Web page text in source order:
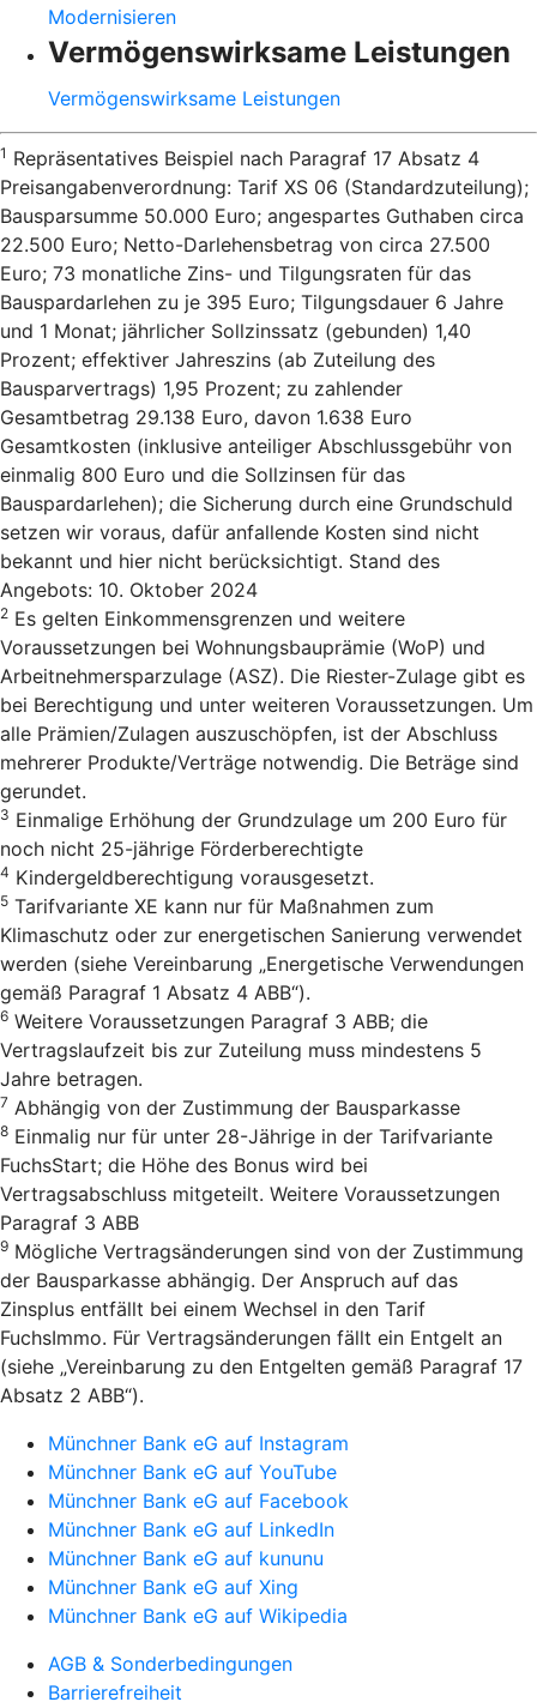
Modernisieren
Vermögenswirksame Leistungen
Vermögenswirksame Leistungen
1 Repräsentatives Beispiel nach Paragraf 17 Absatz 4
Preisangabenverordnung: Tarif XS 06 (Standardzuteilung);
Bausparsumme 50.000 Euro; angespartes Guthaben circa
22.500 Euro; Netto-Darlehensbetrag von circa 27.500
Euro; 73 monatliche Zins- und Tilgungsraten für das
Bauspardarlehen zu je 395 Euro; Tilgungsdauer 6 Jahre
und 1 Monat; jährlicher Sollzinssatz (gebunden) 1,40
Prozent; effektiver Jahreszins (ab Zuteilung des
Bausparvertrags) 1,95 Prozent; zu zahlender
Gesamtbetrag 29.138 Euro, davon 1.638 Euro
Gesamtkosten (inklusive anteiliger Abschlussgebühr von
einmalig 800 Euro und die Sollzinsen für das
Bauspardarlehen); die Sicherung durch eine Grundschuld
setzen wir voraus, dafür anfallende Kosten sind nicht
bekannt und hier nicht berücksichtigt. Stand des
Angebots: 10. Oktober 2024
2 Es gelten Einkommensgrenzen und weitere
Voraussetzungen bei Wohnungsbauprämie (WoP) und
Arbeitnehmersparzulage (ASZ). Die Riester-Zulage gibt es
bei Berechtigung und unter weiteren Voraussetzungen. Um
alle Prämien/Zulagen auszuschöpfen, ist der Abschluss
mehrerer Produkte/Verträge notwendig. Die Beträge sind
gerundet.
3 Einmalige Erhöhung der Grundzulage um 200 Euro für
noch nicht 25-jährige Förderberechtigte
4 Kindergeldberechtigung vorausgesetzt.
5 Tarifvariante XE kann nur für Maßnahmen zum
Klimaschutz oder zur energetischen Sanierung verwendet
werden (siehe Vereinbarung „Energetische Verwendungen
gemäß Paragraf 1 Absatz 4 ABB“).
6 Weitere Voraussetzungen Paragraf 3 ABB; die
Vertragslaufzeit bis zur Zuteilung muss mindestens 5
Jahre betragen.
7 Abhängig von der Zustimmung der Bausparkasse
8 Einmalig nur für unter 28-Jährige in der Tarifvariante
FuchsStart; die Höhe des Bonus wird bei
Vertragsabschluss mitgeteilt. Weitere Voraussetzungen
Paragraf 3 ABB
9 Mögliche Vertragsänderungen sind von der Zustimmung
der Bausparkasse abhängig. Der Anspruch auf das
Zinsplus entfällt bei einem Wechsel in den Tarif
FuchsImmo. Für Vertragsänderungen fällt ein Entgelt an
(siehe „Vereinbarung zu den Entgelten gemäß Paragraf 17
Absatz 2 ABB“).
Münchner Bank eG auf Instagram
Münchner Bank eG auf YouTube
Münchner Bank eG auf Facebook
Münchner Bank eG auf LinkedIn
Münchner Bank eG auf kununu
Münchner Bank eG auf Xing
Münchner Bank eG auf Wikipedia
AGB & Sonderbedingungen
Barrierefreiheit